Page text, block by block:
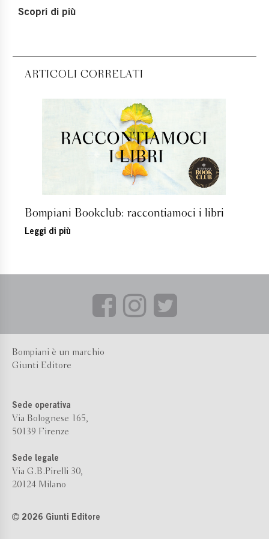
Scopri di più
ARTICOLI CORRELATI
Bompiani Bookclub: raccontiamoci i libri
Leggi di più
Bompiani è un marchio
Giunti Editore
Sede operativa
Via Bolognese 165,
50139 Firenze
Sede legale
Via G.B.Pirelli 30,
20124 Milano
2026 Giunti Editore